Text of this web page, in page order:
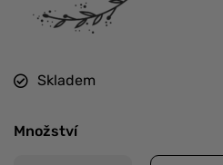
Skladem
Množství